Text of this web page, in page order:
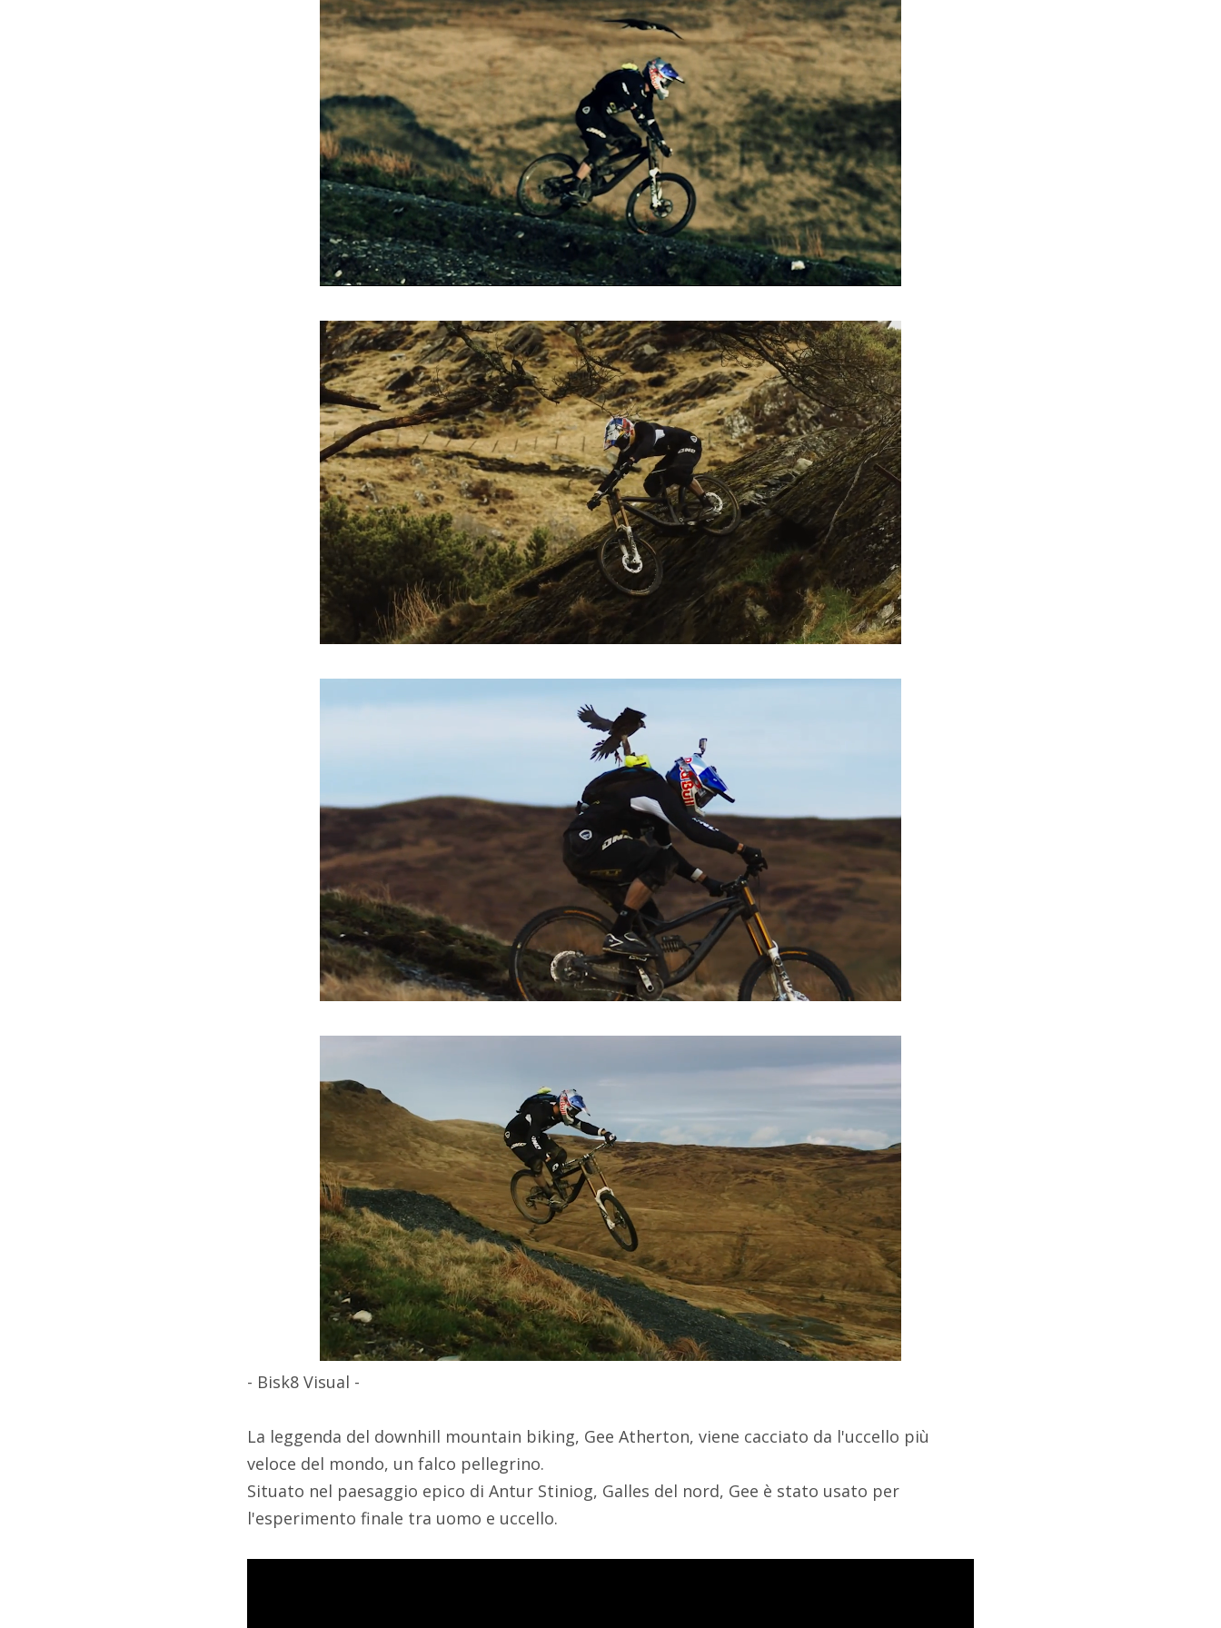
- Bisk8 Visual -
La leggenda del downhill mountain biking, Gee Atherton, viene cacciato da l'uccello più
veloce del mondo, un falco pellegrino.
Situato nel paesaggio epico di Antur Stiniog, Galles del nord, Gee è stato usato per
l'esperimento finale tra uomo e uccello.